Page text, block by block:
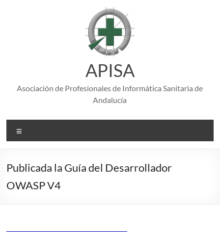
APISA
Asociación de Profesionales de Informática Sanitaria de
Andalucía
Publicada la Guía del Desarrollador
OWASP V4